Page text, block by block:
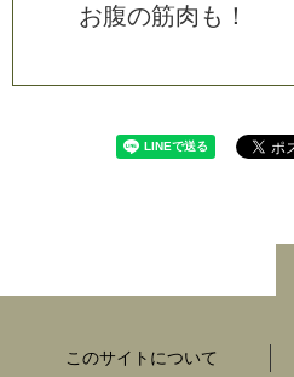
お腹の筋肉 も ！
このサイトについて